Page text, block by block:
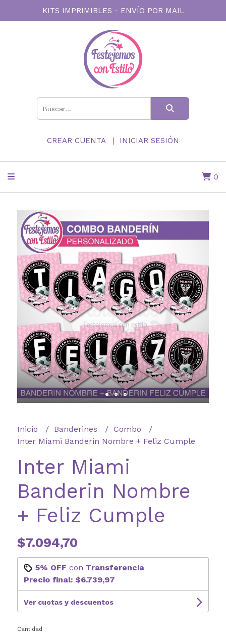
KITS IMPRIMIBLES - ENVÍO POR MAIL
CREAR CUENTA INICIAR SESIÓN
0
Inicio Banderines
Combo
Inter Miami Banderin Nombre + Feliz Cumple
Inter Miami
Banderin Nombre
+ Feliz Cumple
$7.094,70
5% OFF con Transferencia
Precio final: $6.739,97
Ver cuotas y descuentos
Cantidad